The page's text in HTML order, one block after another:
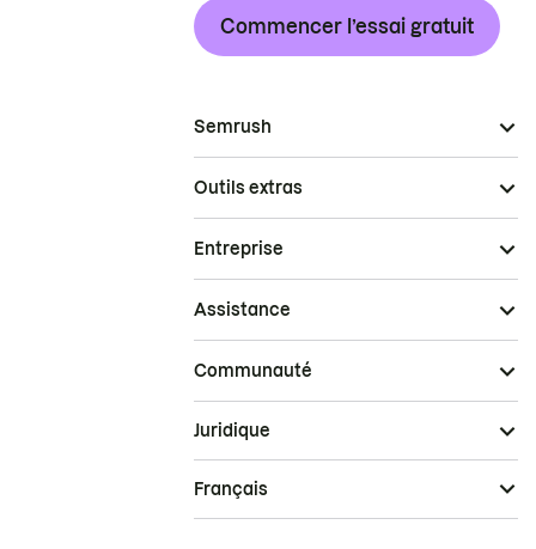
Commencer l’essai gratuit
Semrush
Outils extras
Entreprise
Assistance
Communauté
Juridique
Français